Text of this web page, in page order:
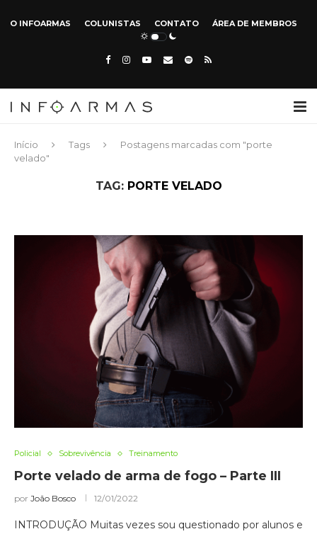
O INFOARMAS COLUNISTAS CONTATO ÁREA DE MEMBROS
Início Tags
Postagens marcadas com "porte
velado"
TAG: PORTE VELADO
Policial Sobrevivência Treinamento
Porte velado de arma de fogo – Parte III
por João Bosco 12/01/2022
INTRODUÇÃO Muitas vezes sou questionado por alunos e